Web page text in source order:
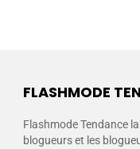
FLASHMODE
Flashmode Tendance
blogueurs et les